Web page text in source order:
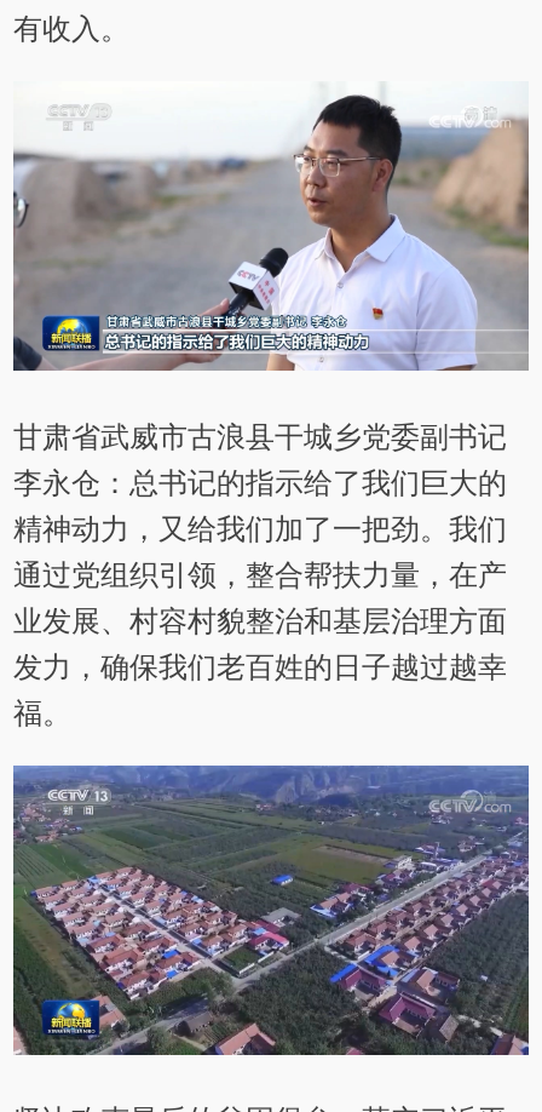
有收入。
甘肃省武威市古浪县干城乡党委副书记
李永仓：总书记的指示给了我们巨大的
精神动力，又给我们加了一把劲。我们
通过党组织引领，整合帮扶力量，在产
业发展、村容村貌整治和基层治理方面
发力，确保我们老百姓的日子越过越幸
福。